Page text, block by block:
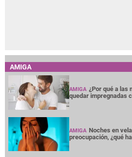
AMIGA
AMIGA ¿Por qué a las
quedar impregnadas
AMIGA Noches en
preocupación, ¿qué